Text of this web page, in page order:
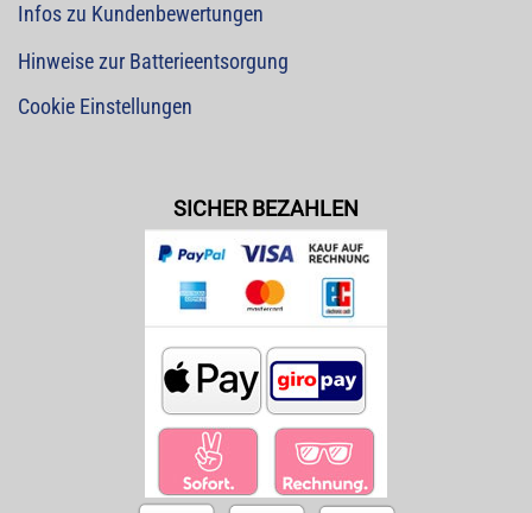
Infos zu Kundenbewertungen
Hinweise zur Batterieentsorgung
Cookie Einstellungen
SICHER BEZAHLEN